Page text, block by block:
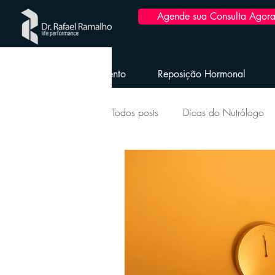
Agende sua Consulta
Emagrecimento Reposição Hormonal
Todos posts Dicas do Nutrólogo
Obesidade e dicas pós-bariátrica